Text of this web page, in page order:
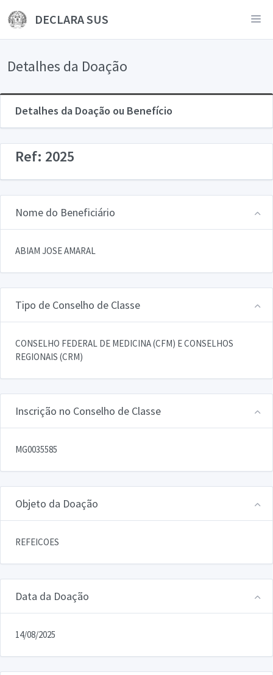
DECLARA SUS
Detalhes da Doação
Detalhes da Doação ou Benefício
Ref: 2025
Nome do Beneficiário
ABIAM JOSE AMARAL
Tipo de Conselho de Classe
CONSELHO FEDERAL DE MEDICINA (CFM) E CONSELHOS
REGIONAIS (CRM)
Inscrição no Conselho de Classe
MG0035585
Objeto da Doação
REFEICOES
Data da Doação
14/08/2025